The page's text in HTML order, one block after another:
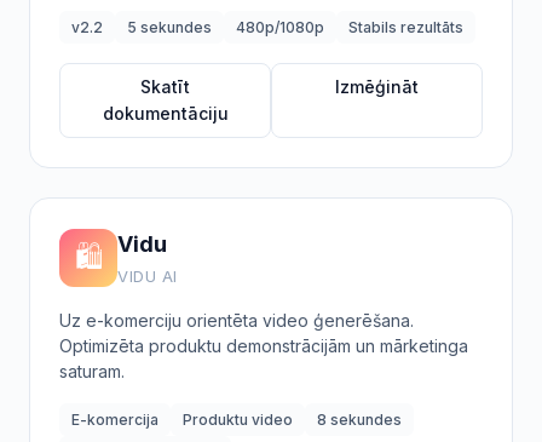
v2.2 5 sekundes 480p/1080p Stabils rezultāts
Skatīt
dokumentāciju
Izmēģināt
🛍️ Vidu
VIDU AI
Uz e-komerciju orientēta video ģenerēšana.
Optimizēta produktu demonstrācijām un mārketinga
saturam.
E-komercija Produktu video
8 sekundes